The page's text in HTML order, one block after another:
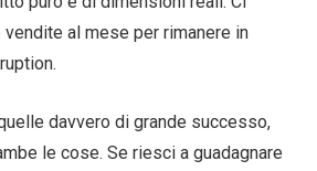
al mese per rimanere in
davvero di grande successo,
le cose. Se riesci a guadagnare